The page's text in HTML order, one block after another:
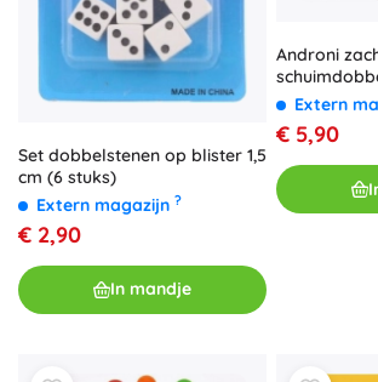
Set dobbelstenen op blister 1,5
cm (6 stuks)
Extern magazijn ?
€ 2,90
In mandje
Androni
roodExtern
€ 5,90